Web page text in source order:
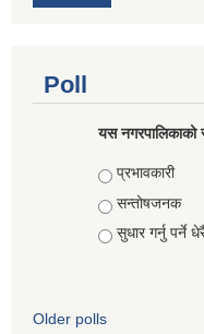
Poll
यस नगरपालिकाको
Choices
प्रभावकारी
सन्तोषजनक
सुधार गर्नु पर्ने
Older polls